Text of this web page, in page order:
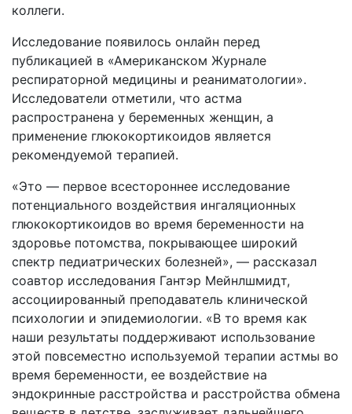
коллеги.
Исследование появилось онлайн перед
публикацией в «Американском Журнале
респираторной медицины и реаниматологии».
Исследователи отметили, что астма
распространена у беременных женщин, а
применение глюкокортикоидов является
рекомендуемой терапией.
«Это — первое всестороннее исследование
потенциального воздействия ингаляционных
глюкокортикоидов во время беременности на
здоровье потомства, покрывающее широкий
спектр педиатрических болезней», — рассказал
соавтор исследования Гантэр Мейнлшмидт,
ассоциированный преподаватель клинической
психологии и эпидемиологии. «В то время как
наши результаты поддерживают использование
этой повсеместно используемой терапии астмы во
время беременности, ее воздействие на
эндокринные расстройства и расстройства обмена